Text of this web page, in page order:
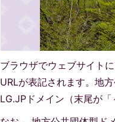
ブラウザでウェブサイト
URLが表記されます。地
LG.JPドメイン（末尾が